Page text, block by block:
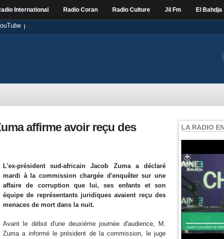
International Radio Coran Radio Culture Jil Fm El Bahdja
affirme avoir reçu des
L'ex-président sud-africain Jacob Zuma a déclaré
mardi à la commission chargée d'enquêter sur une
affaire de corruption que lui, ses enfants et son
équipe de représentants juridiques avaient reçu des
menaces de mort dans la nuit.
Avant le début d'une deuxième journée d'audience, M.
Zuma a informé le président de la commission, le juge
LA RADIO